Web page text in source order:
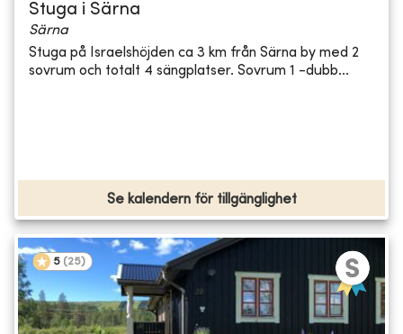
Stuga i Särna
Särna
Stuga på Israelshöjden ca 3 km från Särna by med 2
sovrum och totalt 4 sängplatser. Sovrum 1 -dubb...
Se kalendern för tillgänglighet
5 (25)